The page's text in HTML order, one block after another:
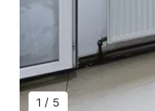
1 / 5